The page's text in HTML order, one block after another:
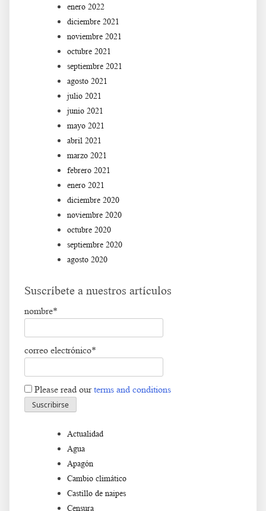
enero 2022
diciembre 2021
noviembre 2021
octubre 2021
septiembre 2021
agosto 2021
julio 2021
junio 2021
mayo 2021
abril 2021
marzo 2021
febrero 2021
enero 2021
diciembre 2020
noviembre 2020
octubre 2020
septiembre 2020
agosto 2020
Suscríbete a nuestros artículos
nombre*
correo electrónico*
Please read ourterms and conditions
Actualidad
Agua
Apagón
Cambio climático
Castillo de naipes
Censura